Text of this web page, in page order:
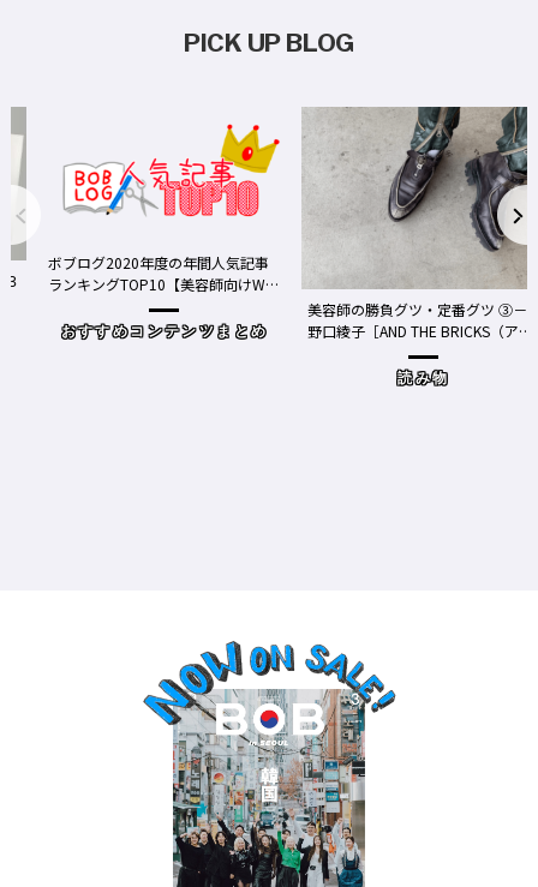
PICK UP BLOG
ボブログ2020年度の年間人気記事
ランキングTOP10【美容師向けWe
おすすめコンテンツまとめ
美容師の勝負グツ・定番グツ ③－
野口綾子［AND THE BRICKS（アン
ドザブリックス）／神奈川県鎌倉
読み物